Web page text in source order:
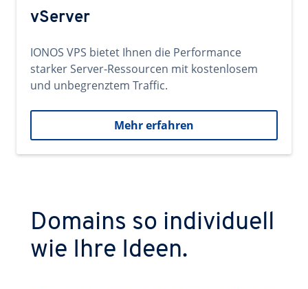
vServer
IONOS VPS bietet Ihnen die Performance
starker Server-Ressourcen mit kostenlosem
und unbegrenztem Traffic.
Mehr erfahren
Domains so individuell
wie Ihre Ideen.